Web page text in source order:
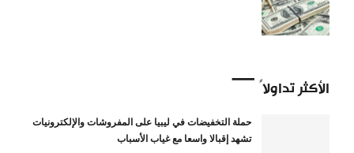
الأكثر تداولاً
حملة التخفيضات في ليبيا على المفروشات والإلكترونيات
تشهد إقبالا واسعا مع غياب الأسباب